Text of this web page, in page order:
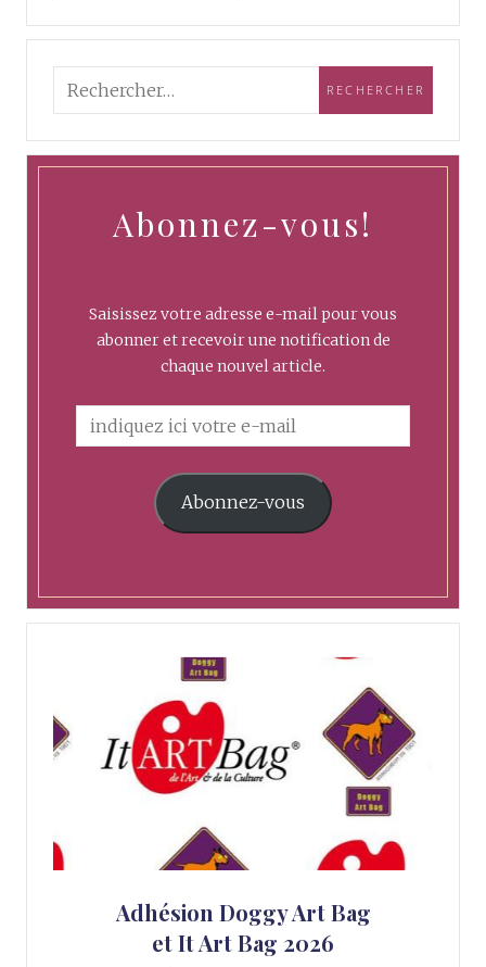
Abonnez-vous!
Saisissez votre adresse e-mail pour vous
abonner et recevoir une notification de
chaque nouvel article.
Abonnez-vous
Adhésion Doggy Art Bag
et It Art Bag 2026